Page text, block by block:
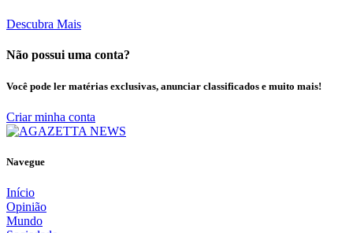
Descubra Mais
Não possui uma conta?
Você pode ler matérias exclusivas, anunciar classificados e muito mais!
Criar minha conta
Navegue
Início
Opinião
Mundo